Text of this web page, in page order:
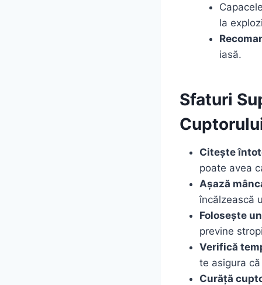
la
iasă.
Sfaturi
Citește
poate avea
Așază
încălzească
Folosește
previne
Verifică
te asigura
Curăță